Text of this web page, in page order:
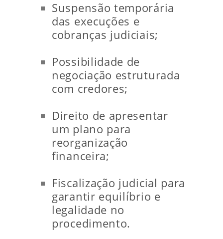
Suspensão temporária
das execuções e
cobranças judiciais;
Possibilidade de
negociação estruturada
com credores;
Direito de apresentar
um plano para
reorganização
financeira;
Fiscalização judicial para
garantir equilíbrio e
legalidade no
procedimento.